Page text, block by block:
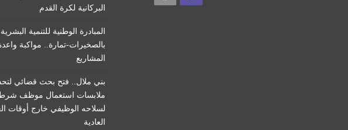
البركانية لكرة القدم
المبادرة الوطنية للتنمية البشرية
بالصخيرات-تمارة.. مواكبة
المشاريع
بني ملال.. فتح بحث قضائي
ملابسات استعمال موظف
لسلاحه الوظيفي خارج أوقات
العادية